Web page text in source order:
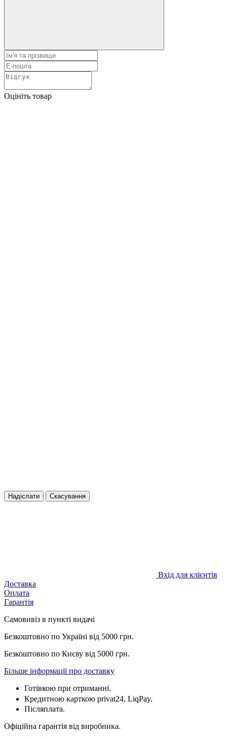
Оцініть товар
Надіслати Скасування
Вхід для клієнтів
Доставка
Оплата
Гарантія
Самовивіз в пункті видачі
Безкоштовно по Україні від 5000 грн.
Безкоштовно по Києву від 5000 грн.
Більше інформації про доставку
Готівкою при отриманні.
Кредитною карткою privat24, LiqPay.
Післяплата.
Офіційна гарантія від виробника.